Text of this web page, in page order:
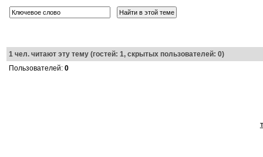
1чел. читают эту тему (гостей: 1, скрытых пользователей: 0)
Пользователей: 0